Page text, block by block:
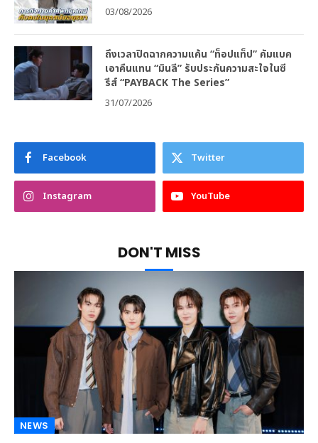
03/08/2026
ถึงเวลาปิดฉากความแค้น “ท็อปแท็ป” คัมแบค
เอาคืนแทน “มินลี” รับประกันความสะใจในซี
รีส์ “PAYBACK The Series”
31/07/2026
Facebook Twitter
Instagram YouTube
DON'T MISS
NEWS